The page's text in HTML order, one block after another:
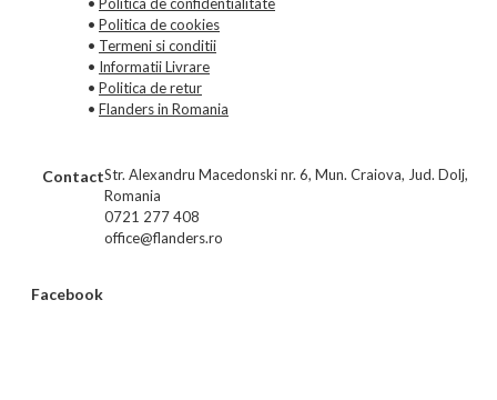
• Politica de cookies
• Termeni si conditii
• Informatii Livrare
• Politica de retur
• Flanders in Romania
ContactStr. Alexandru Macedonski nr. 6, Mun. Craiova, Jud. Dolj,
Romania
0721 277 408
office@flanders.ro
Facebook